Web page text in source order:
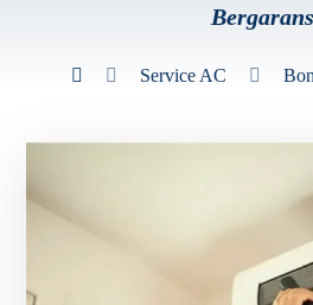
Service AC